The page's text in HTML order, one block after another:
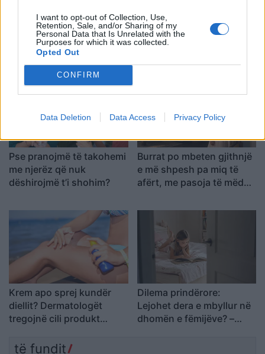
I want to opt-out of Collection, Use,
Retention, Sale, and/or Sharing of my
Personal Data that Is Unrelated with the
Purposes for which it was collected.
Opted Out
CONFIRM
Data Deletion Data Access Privacy Policy
Kur dikush sillet sikur di
gjithçka dhe e përqendron
çdo bisedë te vetja: çfarë
mund të fshihet pas kësaj
Ligji i Zeusit” në “Odise”:
Parimi i lashtë i mikpritjes
që vazhdon të vlejë edhe
Pse pranojmë të takohemi
me njerëz që nuk
dëshirojmë t’i shohim?
Burrat po mbeten gjithnjë
e më shpesh pa miq të
afërt, me pasoja të mëdha
Krem apo sprej kundër
diellit? Dermatologët
tregojnë cili produkt
Dilema prindërore:
Lejohet dera e mbyllur në
dhomën e fëmijëve? –
të fundit